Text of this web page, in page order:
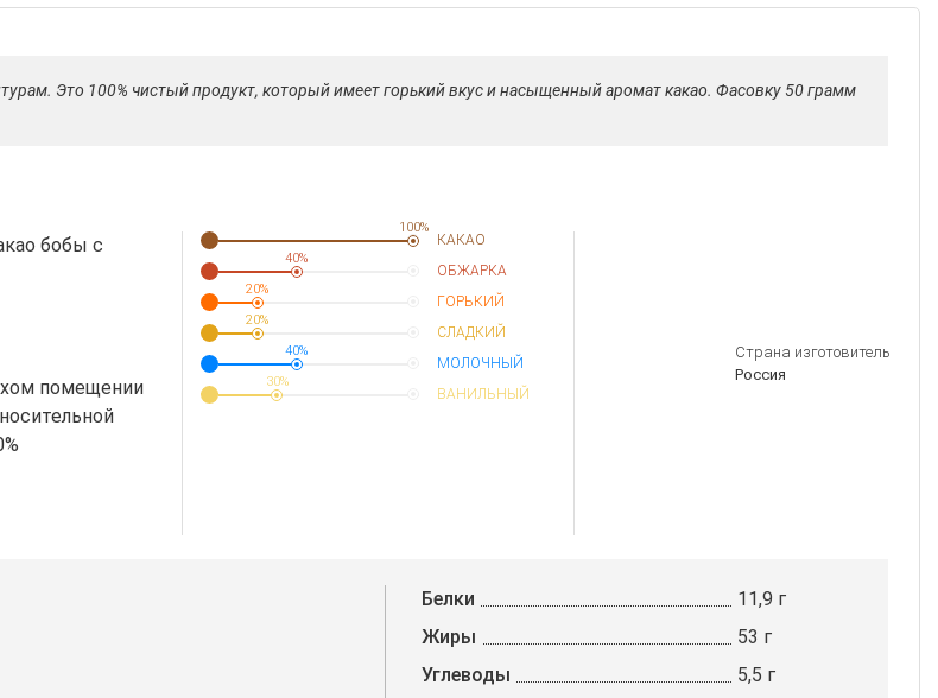
Это 100% чистый продукт, который имеет горький вкус и насыщенный аромат какао. Фасовку 50 грамм
бобы с
помещении
100%
КАКАО
40%
ОБЖАРКА
20%
ГОРЬКИЙ
20%
СЛАДКИЙ
40%
МОЛОЧНЫЙ
30%
ВАНИЛЬНЫЙ
Страна изготовитель
Россия
Белки
11,9 г
Жиры
53 г
Углеводы
5,5 г